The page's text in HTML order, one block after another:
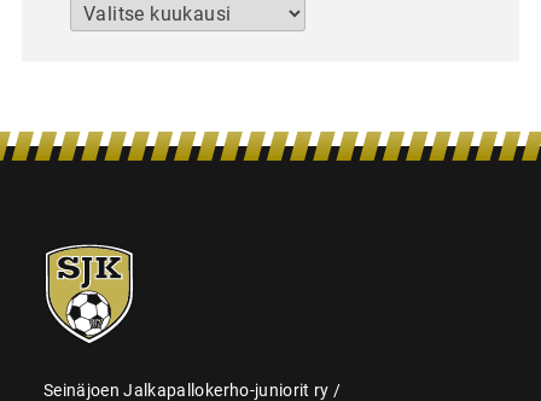
Arkistot
SJK-
juniorit
Seinäjoen Jalkapallokerho-juniorit ry /